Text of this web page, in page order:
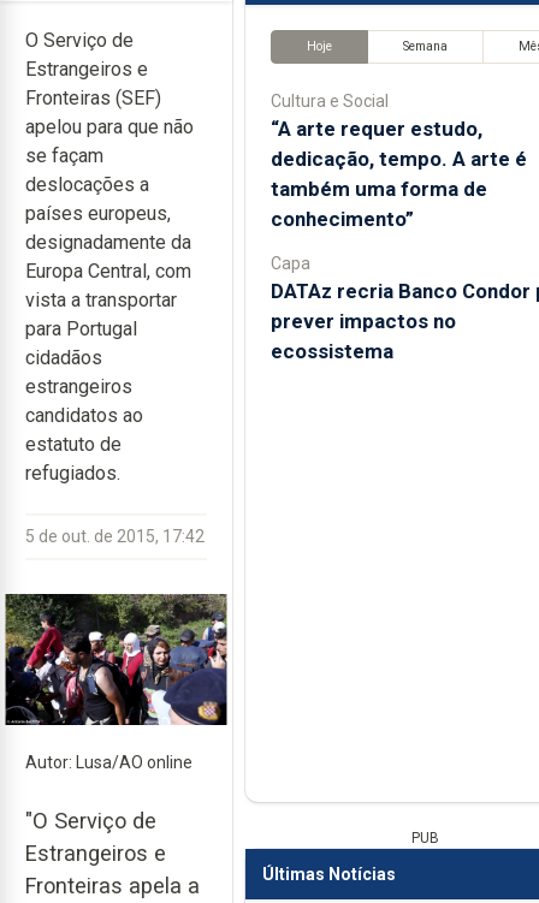
O Serviço de
Estrangeiros e
Fronteiras (SEF)
apelou para que não
se façam
deslocações a
países europeus,
designadamente da
Europa Central, com
vista a transportar
para Portugal
cidadãos
estrangeiros
candidatos ao
estatuto de
refugiados.
5 de out. de 2015, 17:42
Autor: Lusa/AO online
"O Serviço de
Estrangeiros e
Fronteiras apela a
Hoje Semana
Cultura e Social
“A arte requer estudo,
dedicação, tempo. A arte é
também uma forma de
conhecimento”
Capa
DATAz recria Banco Condor
prever impactos no
ecossistema
PUB
Últimas Notícias